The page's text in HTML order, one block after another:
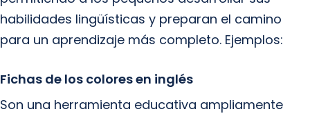
habilidades lingüísticas y preparan el camino
para un aprendizaje más completo. Ejemplos:
Fichas de los colores en inglés
Son una herramienta educativa ampliamente